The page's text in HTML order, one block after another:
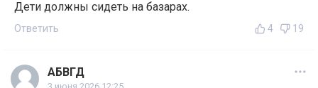
Дети должны сидеть на базарах.
Ответить 4 19
АБВГД